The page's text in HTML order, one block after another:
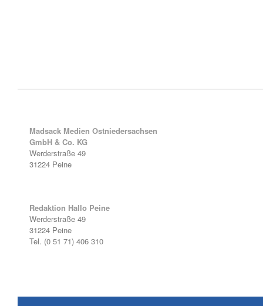
Madsack Medien Ostniedersachsen
GmbH & Co. KG
Werderstraße 49
31224 Peine
Redaktion Hallo Peine
Werderstraße 49
31224 Peine
Tel. (0 51 71) 406 310